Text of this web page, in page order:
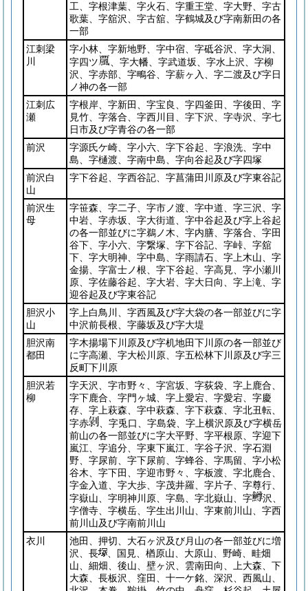
工、字根津葉、字火石、字重王堂、字大野、字古
歌葉、字舘沢、字古舘、字鶴城及び字南新田の各
一部
江刺梁
川
字小林、字新地野、字中宿、字砥谷沢、字大洞、
字四ツ
、字大幡、字武道坂、字水上沢、字柳
沢、字赤部、字鴫谷、字薪ヶ入、字二渡及び字日
ノ神の各一部
江刺広
瀬
字根岸、字新田、字宝良、字四釜田、字後田、字
見竹、字落合、字西川目、字下沢、字寺沢、字七
日市及び字青谷の各一部
前沢
字源氏ケ崎、字小六、字下谷起、字浪洗、字中
島、字樋渡、字南中島、字向谷起及び字四塚
前沢白
山
字下谷起、字西谷記、字菖蒲田川原及び字東谷記
前沢生
母
字笹森、字二子、字市ノ渡、字中道、字三沢、字
中岩、字赤坂、字大街道、字中谷起及び字上谷起
の各一部並びに字鵜ノ木、字内膳、字落合、字田
谷下、字小六、字繋塚、字下谷記、字峠、字舘
下、字大明神、字中島、字雨請石、字上木山、字
金揚、字富士ノ根、字下谷起、字高見、字小瀬川
原、字佐藤谷起、字大岩、字大日向、字上滝、字
迎谷起及び字東谷記
胆沢小
山
字上白鳥川、字西風及び字大袋の各一部並びに字
中沢前長根、字藤坂及び字大堤
胆沢南
都田
字木揚場下川原及び字机地田下川原の各一部並び
に字高瀬、字大松川原、字五松林下川原及び字三
反町下川原
胆沢若
柳
字天沢、字市野々、字宮坂、字荻袋、字上鹿合、
字下鹿合、字門ヶ城、字上愛宕、字愛宕、字慶
存、字上萩森、字中萩森、字下萩森、字北丑転、
字赤
、字兎口、字島袋、字上横沢原及び字横岳
前山の各一部並びに字大平野、字平根原、字迎下
嵐江、字追分、字東下嵐江、字谷子沢、字石淵
野、字尿前、字下尿前、字蜂谷、字馬留、字小松
谷木、字下田、字迎市野々、字板渡、字北鹿合、
字金入道、字大歩、字茂井羅、字片子、字尊行、
字嶽山、字明神川原、字島、字北嶽山、字
沢、
字僧寺、字横岳、字生出川山、字東前川山、字西
前川山及び字南前川山
衣川
池田、押切、大石ヶ沢及び月山の各一部並びに増
沢、長
、国見、楢原山、大原山、野崎、畦畑
山、細畑、後山、壁ヶ沢、雲南田向、上大森、下
大森、長板沢、窪田、十一ケ銘、深沢、西風山、